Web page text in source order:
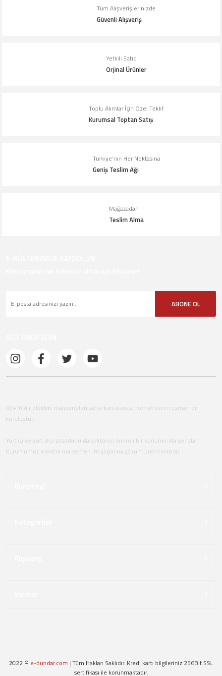
Görüş ve önerileriniz için teşekkür ederiz.
Ürün açıklamasında eksik bilgiler bulunuyor.
Ürün bilgilerinde hatalar bulunuyor.
Gönder
Tüm Alışverişlerinizde
Güvenli Alışveriş
Yetkili Satıcı
Orjinal Ürünler
Toplu Alımlar İçin Özel Teklif
Kurumsal Toptan Satış
Türkiye’nin Her Noktasına
Geniş Teslim Ağı
Mağazadan
Teslim Alma
ABONE OL
40+ Yıldır elektrik malzemeleri satışı konusunda hizmet veren uzman bir
kuruluştur.
Yurt içi ve yurt dışı pazarların da sektörün önemli bir konumunda yer alan
Kurumumuz elektrik malzemeri ihtiyaçlarına çözüm üretmektedir.
2022 © e-dundar.com | Tüm Hakları Saklıdır. Kredi kartı bilgileriniz 256Bit SSL
sertifikası ile korunmaktadır.